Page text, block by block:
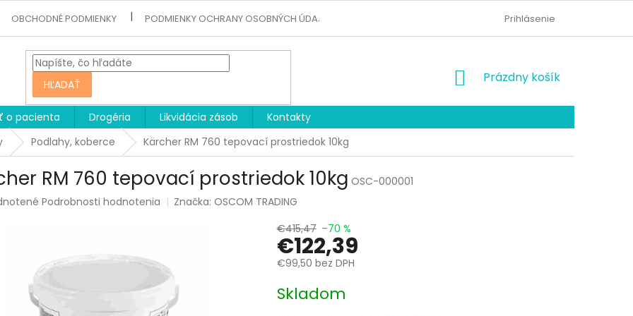
OBCHODNÉ PODMIENKY PODMIENKY OCHRANY OSOBNÝCH ÚDAJOV ODSTÚPENIE OD ZMLUVY
Prihlásenie
HĽADAŤ
NÁKUPNÝ
Prázdny košík
o pacienta Drogéria Likvidácia zásob
Kontakty
Podlahy, koberce Kärcher RM 760 tepovací prostriedok 10kg
RM 760 tepovací prostriedok 10kg OSC-000001
Podrobnosti hodnotenia Značka:OSCOM TRADING
€415,47 –70 %
€122,39
€99,50 bez DPH
cena:
Skladom